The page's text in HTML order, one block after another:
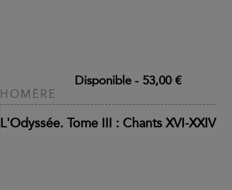
Disponible- 53,00 €
HOMÈRE
L'Odyssée. Tome III : Chants XVI-XXIV